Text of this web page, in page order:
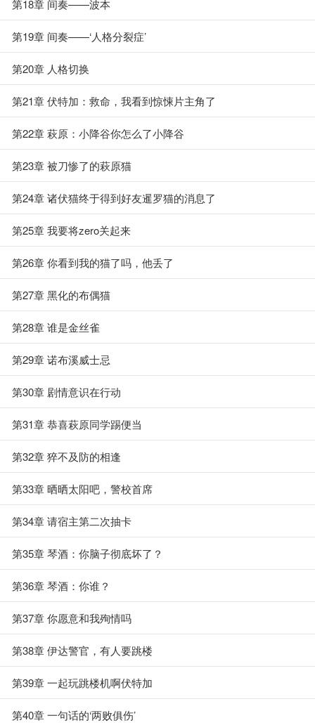
第18章 间奏——波本
第19章 间奏——‘人格分裂症’
第20章 人格切换
第21章 伏特加：救命，我看到惊悚片主角了
第22章 萩原：小降谷你怎么了小降谷
第23章 被刀惨了的萩原猫
第24章 诸伏猫终于得到好友暹罗猫的消息了
第25章 我要将zero关起来
第26章 你看到我的猫了吗，他丢了
第27章 黑化的布偶猫
第28章 谁是金丝雀
第29章 诺布溪威士忌
第30章 剧情意识在行动
第31章 恭喜萩原同学踢便当
第32章 猝不及防的相逢
第33章 晒晒太阳吧，警校首席
第34章 请宿主第二次抽卡
第35章 琴酒：你脑子彻底坏了？
第36章 琴酒：你谁？
第37章 你愿意和我殉情吗
第38章 伊达警官，有人要跳楼
第39章 一起玩跳楼机啊伏特加
第40章 一句话的‘两败俱伤’